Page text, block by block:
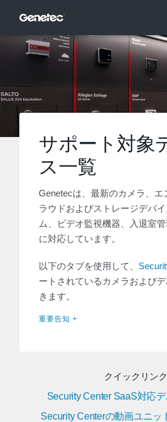
サポート対象
ス一覧
Genetecは、最新のカメラ、エ
ラウドおよびストレージデバ
ム、ビデオ監視機器、入退室
に対応しています。
以下のタブを使用して、
ートされているカメラおよび
きます。
重要告知 +
クイックリンク
Security Center SaaS対応
Security Centerの動画ユニッ